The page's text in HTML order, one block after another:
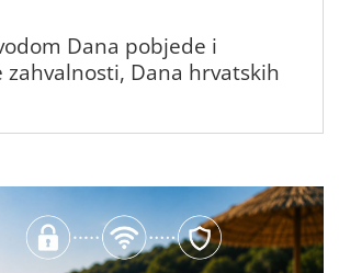
Dana pobjede i
zahvalnosti, Dana hrvatskih